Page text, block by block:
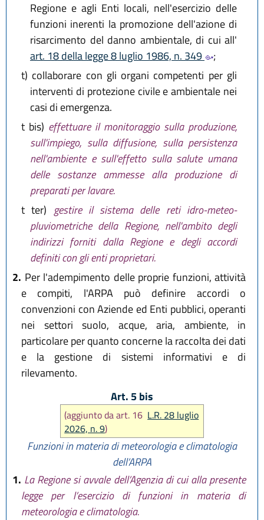
Regione e agli Enti locali, nell'esercizio delle
funzioni inerenti la promozione dell'azione di
risarcimento del danno ambientale, di cui all'
art. 18 della legge 8 luglio 1986, n. 349
;
t) collaborare con gli organi competenti per gli
interventi di protezione civile e ambientale nei
casi di emergenza.
t bis) effettuare il monitoraggio sulla produzione,
sull'impiego, sulla diffusione, sulla persistenza
nell'ambiente e sull'effetto sulla salute umana
delle sostanze ammesse alla produzione di
preparati per lavare.
t ter) gestire il sistema delle reti idro-meteo-
pluviometriche della Regione, nell'ambito degli
indirizzi forniti dalla Regione e degli accordi
definiti con gli enti proprietari.
2. Per l'adempimento delle proprie funzioni, attività
e compiti, l'ARPA può definire accordi o
convenzioni con Aziende ed Enti pubblici, operanti
nei settori suolo, acque, aria, ambiente, in
particolare per quanto concerne la raccolta dei dati
e la gestione di sistemi informativi e di
rilevamento.
Art. 5 bis
(aggiunto da art. 16 L.R. 28 luglio
2026, n. 9)
Funzioni in materia di meteorologia e climatologia
dell’ARPA
1. La Regione si avvale dell’Agenzia di cui alla presente
legge per l’esercizio di funzioni in materia di
meteorologia e climatologia.